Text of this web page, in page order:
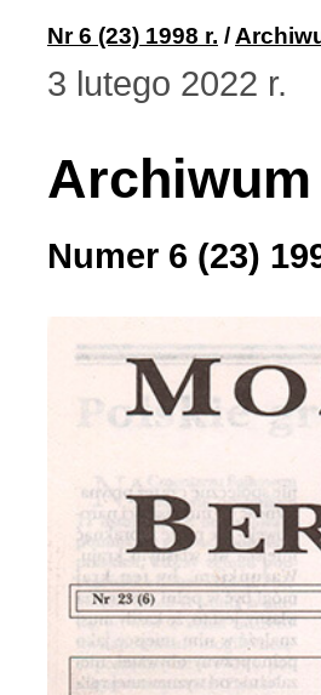
Realia
Strona
U
Wojna
Nr 6 (23) 1998 r. /
3 lutego 2022 r.
Numer 6 (23)